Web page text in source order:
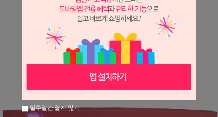
※ 필독해주세요 ※
장미는 시세 변동에 따라 가격이 달라질 수 있으니
문의 후 주문 바랍니다.
일주일간 열지 않기